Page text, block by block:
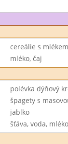
cereálie s mlékem
mléko, čaj
polévka dýňový
špagety s
jablko
šťáva, voda, mléko